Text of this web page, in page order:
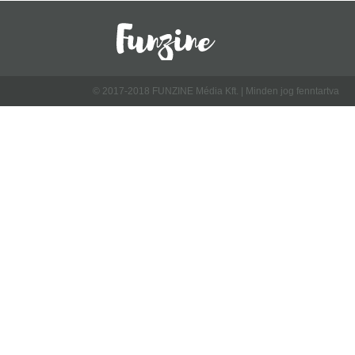
© 2017-2018 FUNZINE Média Kft. | Minden jog fenntartva